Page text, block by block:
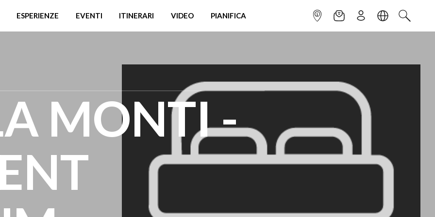
ESPERIENZE EVENTI ITINERARI VIDEO PIANIFICA INFOPOINTNEWSLETTER
ISCRIVITILINGUACERCA
MONTI -